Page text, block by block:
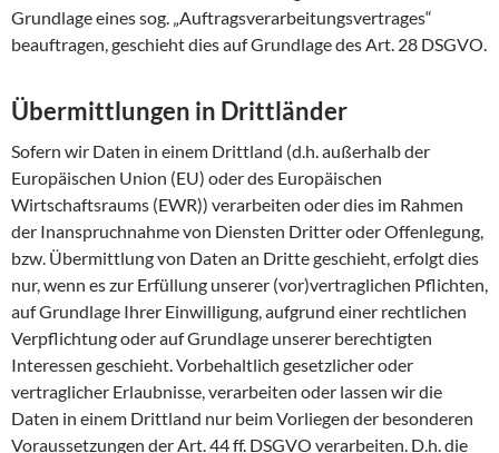
Grundlage eines sog. „Auftragsverarbeitungsvertrages“
beauftragen, geschieht dies auf Grundlage des Art. 28 DSGVO.
Übermittlungen in Drittländer
Sofern wir Daten in einem Drittland (d.h. außerhalb der
Europäischen Union (EU) oder des Europäischen
Wirtschaftsraums (EWR)) verarbeiten oder dies im Rahmen
der Inanspruchnahme von Diensten Dritter oder Offenlegung,
bzw. Übermittlung von Daten an Dritte geschieht, erfolgt dies
nur, wenn es zur Erfüllung unserer (vor)vertraglichen Pflichten,
auf Grundlage Ihrer Einwilligung, aufgrund einer rechtlichen
Verpflichtung oder auf Grundlage unserer berechtigten
Interessen geschieht. Vorbehaltlich gesetzlicher oder
vertraglicher Erlaubnisse, verarbeiten oder lassen wir die
Daten in einem Drittland nur beim Vorliegen der besonderen
Voraussetzungen der Art. 44 ff. DSGVO verarbeiten. D.h. die